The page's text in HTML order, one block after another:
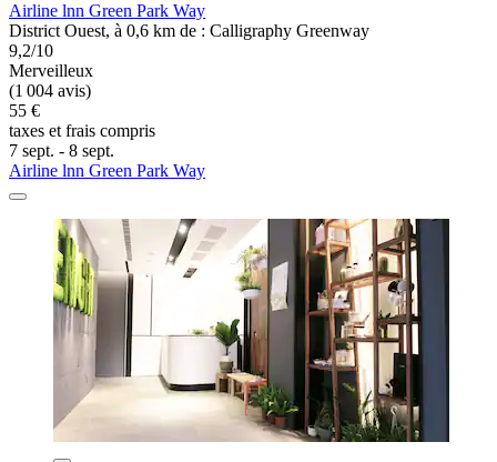
Airline lnn Green Park Way
District Ouest, à 0,6 km de : Calligraphy Greenway
9,2/10
Merveilleux
(1 004 avis)
55 €
taxes et frais compris
7 sept. - 8 sept.
Airline lnn Green Park Way